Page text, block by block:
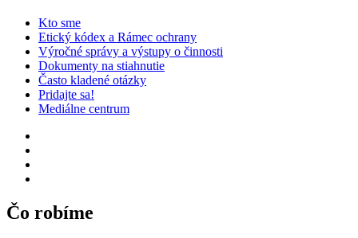
Kto sme
Etický kódex a Rámec ochrany
Výročné správy a výstupy o činnosti
Dokumenty na stiahnutie
Často kladené otázky
Pridajte sa!
Mediálne centrum
Čo robíme